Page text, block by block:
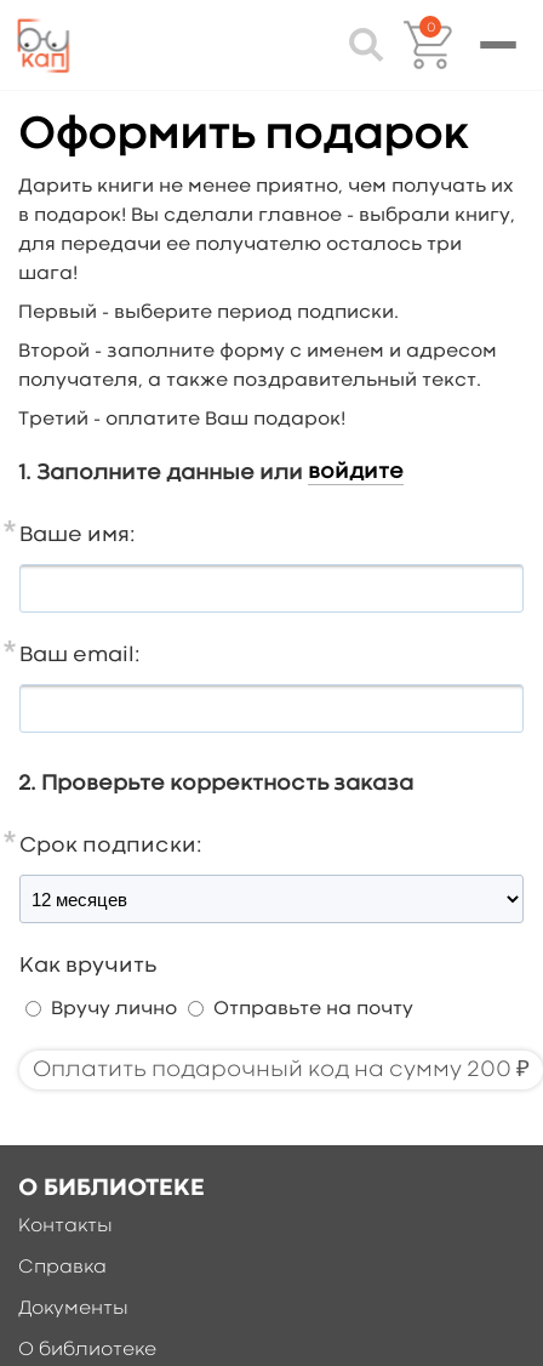
0
Оформить подарок
Дарить книги не менее приятно, чем получать их
в подарок! Вы сделали главное - выбрали книгу,
для передачи ее получателю осталось три
шага!
Первый - выберите период подписки.
Второй - заполните форму с именем и адресом
получателя, а также поздравительный текст.
Третий - оплатите Ваш подарок!
1. Заполните данные или войдите
Ваше имя:
Ваш email:
2. Проверьте корректность заказа
Срок подписки:
Как вручить
Вручу лично Отправьте на почту
О БИБЛИОТЕКЕ
Контакты
Справка
Документы
О библиотеке